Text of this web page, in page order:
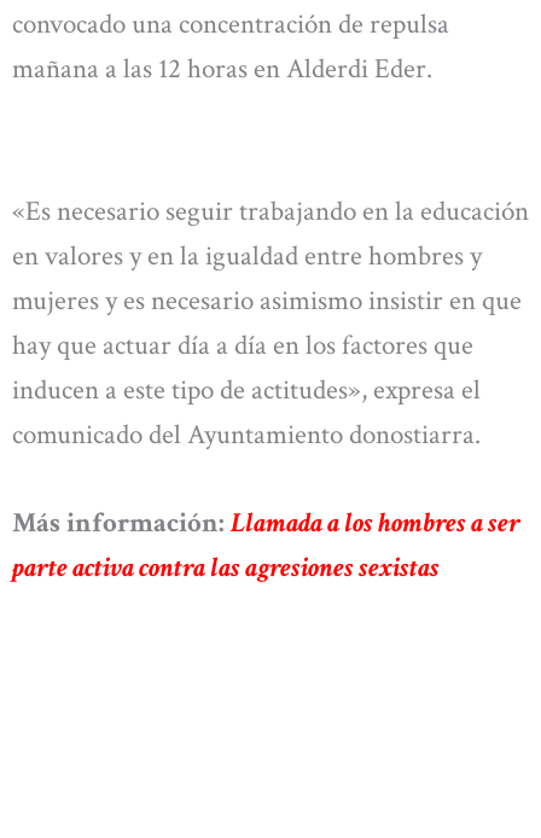
convocado una concentración de repulsa
mañana a las 12 horas en Alderdi Eder.
«Es necesario seguir trabajando en la educación
en valores y en la igualdad entre hombres y
mujeres y es necesario asimismo insistir en que
hay que actuar día a día en los factores que
inducen a este tipo de actitudes», expresa el
comunicado del Ayuntamiento donostiarra.
Más información: Llamada a los hombres a ser
parte activa contra las agresiones sexistas